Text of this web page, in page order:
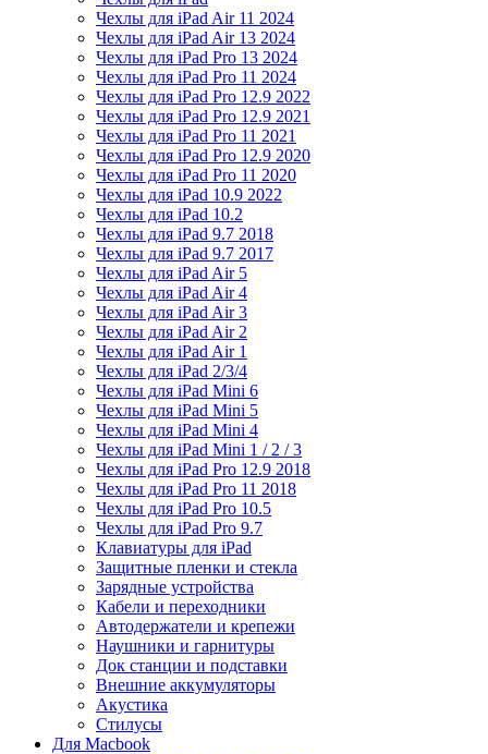
Чехлы для iPad Air 11 2024
Чехлы для iPad Air 13 2024
Чехлы для iPad Pro 13 2024
Чехлы для iPad Pro 11 2024
Чехлы для iPad Pro 12.9 2022
Чехлы для iPad Pro 12.9 2021
Чехлы для iPad Pro 11 2021
Чехлы для iPad Pro 12.9 2020
Чехлы для iPad Pro 11 2020
Чехлы для iPad 10.9 2022
Чехлы для iPad 10.2
Чехлы для iPad 9.7 2018
Чехлы для iPad 9.7 2017
Чехлы для iPad Air 5
Чехлы для iPad Air 4
Чехлы для iPad Air 3
Чехлы для iPad Air 2
Чехлы для iPad Air 1
Чехлы для iPad 2/3/4
Чехлы для iPad Mini 6
Чехлы для iPad Mini 5
Чехлы для iPad Mini 4
Чехлы для iPad Mini 1 / 2 / 3
Чехлы для iPad Pro 12.9 2018
Чехлы для iPad Pro 11 2018
Чехлы для iPad Pro 10.5
Чехлы для iPad Pro 9.7
Клавиатуры для iPad
Защитные пленки и стекла
Зарядные устройства
Кабели и переходники
Автодержатели и крепежи
Наушники и гарнитуры
Док станции и подставки
Внешние аккумуляторы
Акустика
Стилусы
Для Macbook